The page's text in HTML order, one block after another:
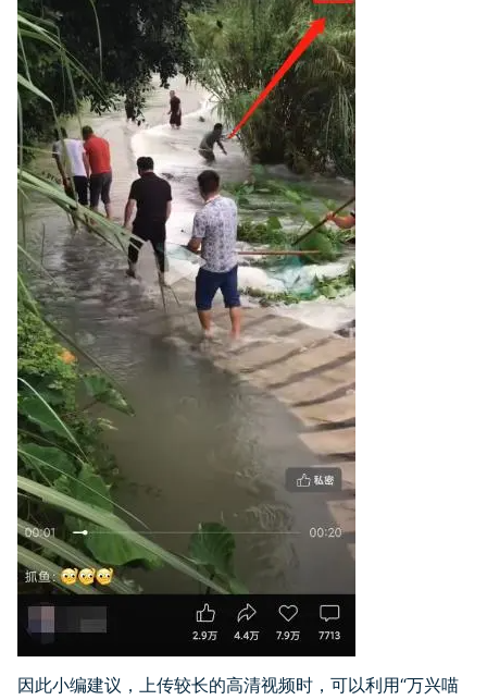
因此小编建议，上传较长的高清视频时，可以利用“万兴喵